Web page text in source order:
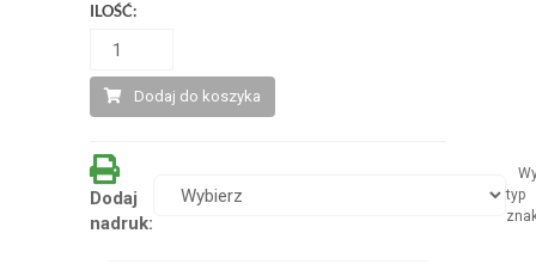
ILOŚĆ:
Dodaj do koszyka
Dodaj
nadruk:
typ